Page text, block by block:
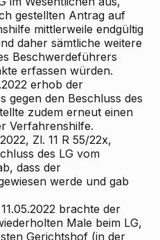
gestellten Antrag auf
mittlerweile endgültig
daher sämtliche weitere
Beschwerdeführers
erfassen würden.
erhob der
gegen den Beschluss des
zudem erneut einen
Verfahrenshilfe.
Zl. 11 R 55/22x,
des LG vom
dass der
werde und gab
brachte der
Male beim LG,
Gerichtshof (in der